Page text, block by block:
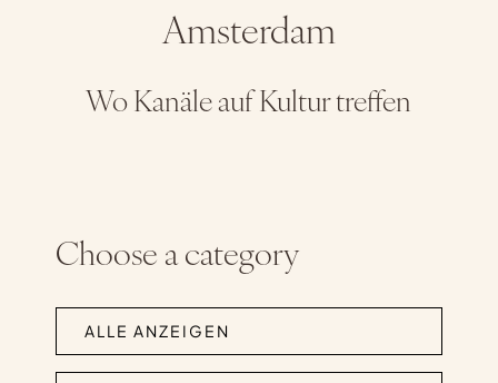
Amsterdam
Wo Kanäle auf Kultur treffen
Choose a category
ALLE ANZEIGEN